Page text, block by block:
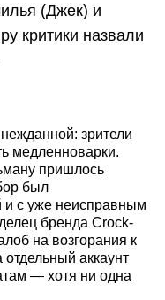
(Джек) и
критики назвали
зрители
медленноварки.
пришлось
был
с уже неисправным
бренда Crock-
на возгорания к
аккаунт
— хотя ни одна